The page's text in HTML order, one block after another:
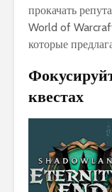
прокачать
World of
которые
квестах